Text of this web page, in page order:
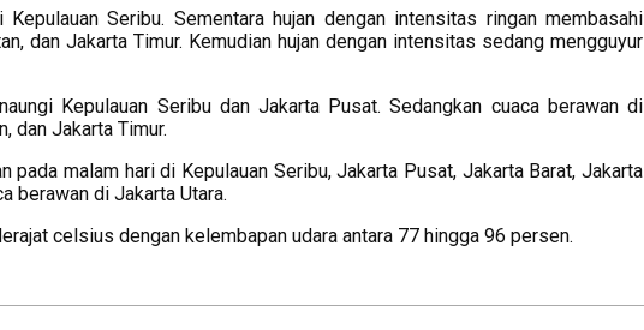
Seribu. Sementara hujan dengan intensitas ringan membasahi
dan Jakarta Timur. Kemudian hujan dengan intensitas sedang mengguyur
Kepulauan Seribu dan Jakarta Pusat. Sedangkan cuaca berawan di
dan Jakarta Timur.
pada malam hari di Kepulauan Seribu, Jakarta Pusat, Jakarta Barat, Jakarta
berawan di Jakarta Utara.
celsius dengan kelembapan udara antara 77 hingga 96 persen.